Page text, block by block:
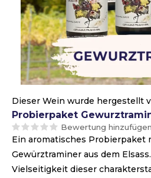
Dieser Wein wurde hergestellt
Probierpaket
Bewertung hinzufügen
Ein aromatisches Probierpaket
Gewürztraminer aus dem
Vielseitigkeit dieser